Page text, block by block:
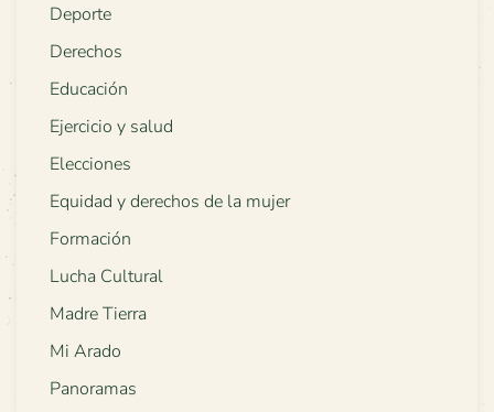
Deporte
Derechos
Educación
Ejercicio y salud
Elecciones
Equidad y derechos de la mujer
Formación
Lucha Cultural
Madre Tierra
Mi Arado
Panoramas